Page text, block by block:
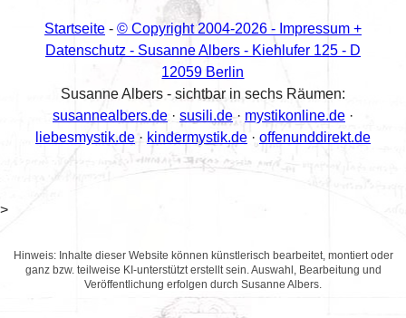
Startseite- © Copyright 2004-2026 - Impressum +
Datenschutz - Susanne Albers - Kiehlufer 125 - D
12059 Berlin
Susanne Albers - sichtbar in sechs Räumen:
susannealbers.de· susili.de· mystikonline.de·
liebesmystik.de· kindermystik.de· offenunddirekt.de
>
Hinweis: Inhalte dieser Website können künstlerisch bearbeitet, montiert oder
ganz bzw. teilweise KI-unterstützt erstellt sein. Auswahl, Bearbeitung und
Veröffentlichung erfolgen durch Susanne Albers.